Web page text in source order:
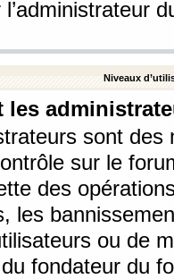
Niveaux
les
sont
sur le
des
les
ou de
fondateur du